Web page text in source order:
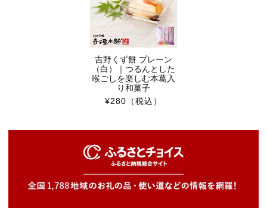
吉野くず餅 プレーン
（白）｜つるんとした
喉ごしを楽しむ本葛入
り和菓子
¥280 （税込）